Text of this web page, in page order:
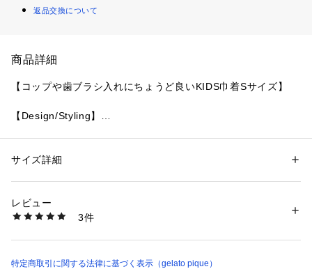
返品交換について
商品詳細
【コップや歯ブラシ入れにちょうど良いKIDS巾着Sサイズ】
【Design/Styling】
ラフルな生地に柄プリントを入れたSサイズの巾着は、コップ
すさが向上しました。ワンポイントでブランドロゴの刺繍入
り。色はいちご柄のオフホワイト、ベア柄のベージュ、リボン
けます。
性別：キッズ・ベビー
素材：本体:ポリエステル100%
商品番号：
PKGB269043 （ショップ）
サイズ詳細
レビュー
3件
特定商取引に関する法律に基づく表示（gelato pique）